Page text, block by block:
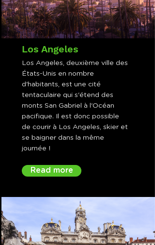
Los Angeles
Los Angeles, deuxième ville des
États-Unis en nombre
d'habitants, est une cité
tentaculaire qui s'étend des
monts San Gabriel à l'Océan
pacifique. Il est donc possible
de courir à Los Angeles, skier et
se baigner dans la même
journée !
Read more